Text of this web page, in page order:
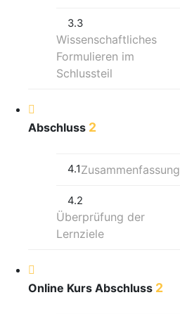
3.3
Wissenschaftliches
Formulieren im
Schlussteil
Abschluss 2
4.1Zusammenfassung
4.2
Überprüfung der
Lernziele
Online Kurs Abschluss 2